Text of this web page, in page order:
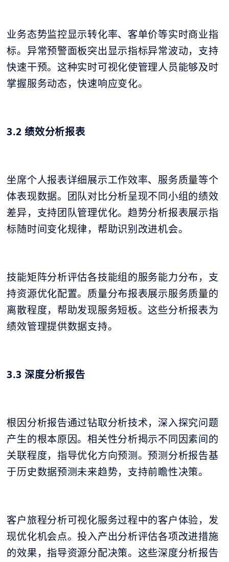
业务态势监控显示转化率、客单价等实时商业指
标。异常预警面板突出显示指标异常波动，支持
快速干预。这种实时可视化使管理人员能够及时
掌握服务动态，快速响应变化。
3.2 绩效分析报表
坐席个人报表详细展示工作效率、服务质量等个
体表现数据。团队对比分析呈现不同小组的绩效
差异，支持团队管理优化。趋势分析报表展示指
标随时间变化规律，帮助识别改进机会。
技能矩阵分析评估各技能组的服务能力分布，支
持资源优化配置。质量分布报表展示服务质量的
离散程度，帮助发现服务短板。这些分析报表为
绩效管理提供数据支持。
3.3 深度分析报告
根因分析报告通过钻取分析技术，深入探究问题
产生的根本原因。相关性分析揭示不同因素间的
关联程度，指导优化方向预测。预测分析报告基
于历史数据预测未来趋势，支持前瞻性决策。
客户旅程分析可视化服务过程中的客户体验，发
现优化机会点。投入产出分析评估各项改进措施
的效果，指导资源分配决策。这些深度分析报告